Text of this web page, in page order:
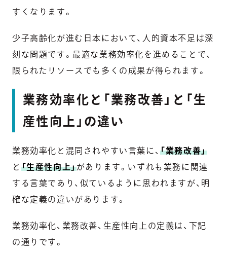
すくなります。
少子高齢化が進む日本において、人的資本不足は深
刻な問題です。最適な業務効率化を進めることで、
限られたリソースでも多くの成果が得られます。
業務効率化と「業務改善」と「生
産性向上」の違い
業務効率化と混同されやすい言葉に、「業務改善」
と 「生産性向上」があります。いずれも業務に関連
する言葉であり、似ているように思われますが、明
確な定義の違いがあります。
業務効率化、業務改善、生産性向上の定義は、下記
の通りです。